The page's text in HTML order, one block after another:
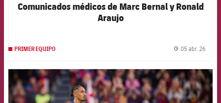
Comunicados médicos de Marc Bernal y Ronald
Araujo
PRIMER EQUIPO 05 abr. 26
FCB Barcelona badge